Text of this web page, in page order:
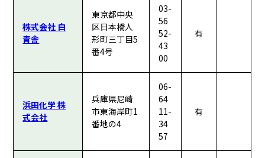
株式会社 白
青舎
東京都中央
区日本橋人
形町三丁目5
番4号
03-
56
52-
43
00
有
浜田化学 株
式会社
兵庫県尼崎
市東海岸町1
番地の4
06-
64
11-
34
57
有